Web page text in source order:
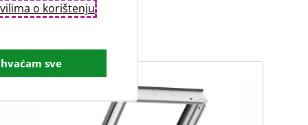
o korištenju
sve